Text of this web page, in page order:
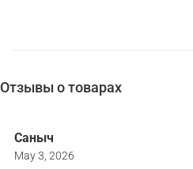
Отзывы о товарах
Саныч
May 3, 2026